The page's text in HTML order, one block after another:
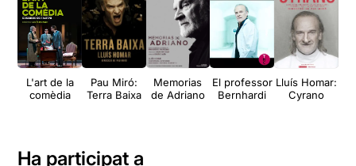
L'art de la
comèdia
Pau Miró:
Terra Baixa
Memorias
de Adriano
El professor
Bernhardi
Lluís Homar:
Cyrano
Ha participat a